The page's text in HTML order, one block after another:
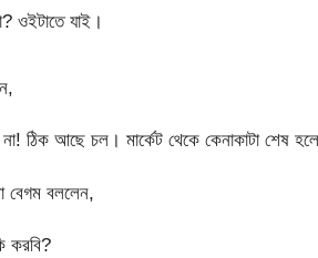
ওইটাতে যাই।
ঠিক আছে চল। মার্কেট থেকে কেনাকাটা শেষ
বেগম বললেন,
করবি?